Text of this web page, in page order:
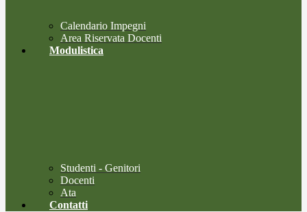
Calendario Impegni
Area Riservata Docenti
Modulistica
Studenti - Genitori
Docenti
Ata
Contatti